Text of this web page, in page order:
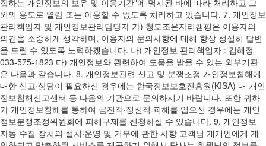
외의 용도로 열람 또는 이용할 수 없도록 처리하고 있습니다. 7. 개인정보
관리책임자 및 개인정보관리담당자 가) 청도조은자리캠핑은 이용자의
의견을 소중하게 생각하며, 이용자의 문의사항에 대해 항상 성실히 답변
을 드릴 수 있도록 노력하겠습니다. 나) 개인정보 관리책임자 : 김혜정
033-575-1823 다) 개인정보와 관련하여 도움을 받을 수 있는 외부기관
은 다음과 같습니다. 8. 개인정보관련 신고 및 분쟁조정 개인정보침해에
대한 신고·상담이 필요하신 경우에는 한국정보보호진흥원(KISA) 내 개인
정보침해신고센터 등 다음의 기관으로 문의하시기 바랍니다. 또한 귀하
가 개인정보침해를 통하여 금전적·정신적 피해를 입으신 경우에는 개인
정보분쟁조정위원회에 피해구제를 신청하실 수 있습니다. 9. 개인정보
자동 수집 장치의 설치·운영 및 거부에 관한 사항 고객님 개개인에게 개